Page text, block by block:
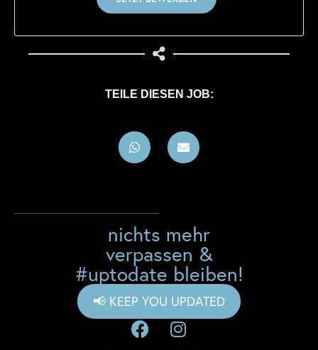
TEILE DIESEN JOB:
nichts mehr
verpassen &
#uptodate bleiben!
📢 KEEP YOU UPDATED